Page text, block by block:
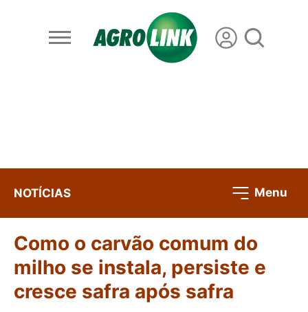
NOTÍCIAS Menu
Como o carvão comum do
milho se instala, persiste e
cresce safra após safra